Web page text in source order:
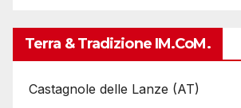
Terra & Tradizione IM.coM.
Castagnole delle Lanze (AT)